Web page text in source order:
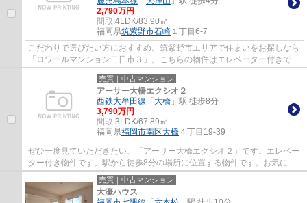
2,790万円
間取:4LDK/83.90㎡
福岡県筑紫野市石崎 １丁目6-7
こだわりで選びたい方におすすめ。筑紫野市エリアで住まいをお探しなら
「ロワールマンション二日市３」。こちらの物件はエレベーター付きで
す。立地条件の良い中古マンションは生活の...
売買｜中古マンション
アーサー大橋エクシオ２
西鉄大牟田線 「 大橋 」駅 徒歩8分
3,790万円
間取:3LDK/67.89㎡
福岡県福岡市南区大橋 ４丁目19-39
ぜひ一度見ていただきたい、「アーサー大橋エクシオ２」です。エレベー
ター付き物件です。駅から徒歩8分の場所に位置する物件です。お気に入
りの中古マンションで満足度の高い生活をし...
売買｜中古マンション
大濠ハウス